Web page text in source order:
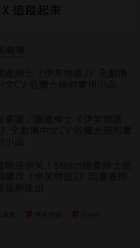
追蹤起來
報導
國產紳士《伊芙物語2》全劇情
文CV 俗擱大碗的實用小品
車圖／國產紳士《伊芙物語
2》全劇情中文CV 俗擱大碗的實
小品
時沒伊芙！Steam國產紳士遊
續作《伊芙物語2》因審查問
延期推出
派對 伊芙物語